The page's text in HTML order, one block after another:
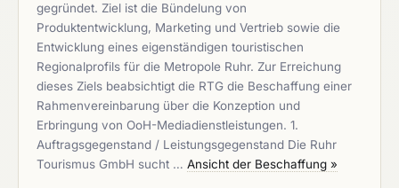
gegründet. Ziel ist die Bündelung von
Produktentwicklung, Marketing und Vertrieb sowie die
Entwicklung eines eigenständigen touristischen
Regionalprofils für die Metropole Ruhr. Zur Erreichung
dieses Ziels beabsichtigt die RTG die Beschaffung einer
Rahmenvereinbarung über die Konzeption und
Erbringung von OoH-Mediadienstleistungen. 1.
Auftragsgegenstand / Leistungsgegenstand Die Ruhr
Tourismus GmbH sucht … Ansicht der Beschaffung »